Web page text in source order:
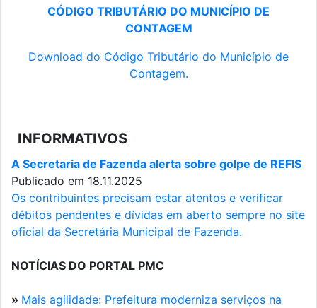
CÓDIGO TRIBUTÁRIO DO MUNICÍPIO DE
CONTAGEM
Download do Código Tributário do Município de
Contagem.
INFORMATIVOS
A Secretaria de Fazenda alerta sobre golpe de REFIS
Publicado em 18.11.2025
Os contribuintes precisam estar atentos e verificar
débitos pendentes e dívidas em aberto sempre no site
oficial da Secretária Municipal de Fazenda.
NOTÍCIAS DO PORTAL PMC
» Mais agilidade: Prefeitura moderniza serviços na